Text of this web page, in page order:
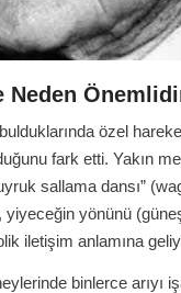
Neden
özel
fark etti. Yakın
sallama dansı”
yönünü
iletişim anlamına
binlerce arıyı